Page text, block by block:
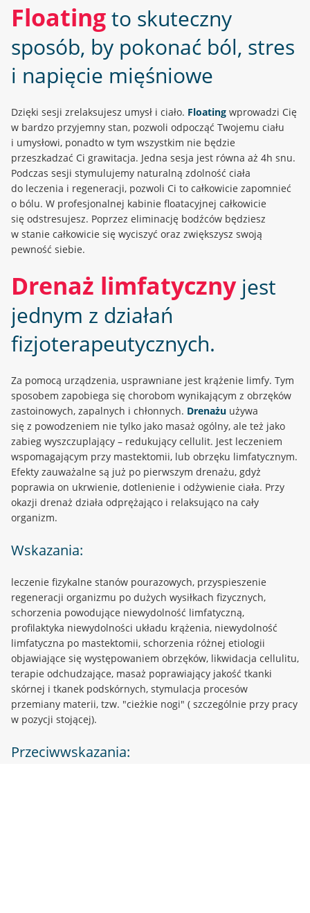
Floatingto skuteczny
sposób, by pokonać ból, stres
i napięcie mięśniowe
Dzięki sesji zrelaksujesz umysł i ciało. Floating wprowadzi Cię
w bardzo przyjemny stan, pozwoli odpocząć Twojemu ciału
i umysłowi, ponadto w tym wszystkim nie będzie
przeszkadzać Ci grawitacja. Jedna sesja jest równa aż 4h snu.
Podczas sesji stymulujemy naturalną zdolność ciała
do leczenia i regeneracji, pozwoli Ci to całkowicie zapomnieć
o bólu. W profesjonalnej kabinie floatacyjnej całkowicie
się odstresujesz. Poprzez eliminację bodźców będziesz
w stanie całkowicie się wyciszyć oraz zwiększysz swoją
pewność siebie.
Drenaż limfatycznyjest
jednym z działań
fizjoterapeutycznych.
Za pomocą urządzenia, usprawniane jest krążenie limfy. Tym
sposobem zapobiega się chorobom wynikającym z obrzęków
zastoinowych, zapalnych i chłonnych. Drenażu używa
się z powodzeniem nie tylko jako masaż ogólny, ale też jako
zabieg wyszczuplający – redukujący cellulit. Jest leczeniem
wspomagającym przy mastektomii, lub obrzęku limfatycznym.
Efekty zauważalne są już po pierwszym drenażu, gdyż
poprawia on ukrwienie, dotlenienie i odżywienie ciała. Przy
okazji drenaż działa odprężająco i relaksująco na cały
organizm.
Wskazania:
leczenie fizykalne stanów pourazowych, przyspieszenie
regeneracji organizmu po dużych wysiłkach fizycznych,
schorzenia powodujące niewydolność limfatyczną,
profilaktyka niewydolności układu krążenia, niewydolność
limfatyczna po mastektomii, schorzenia różnej etiologii
objawiające się występowaniem obrzęków, likwidacja cellulitu,
terapie odchudzające, masaż poprawiający jakość tkanki
skórnej i tkanek podskórnych, stymulacja procesów
przemiany materii, tzw. "cieżkie nogi" ( szczególnie przy pracy
w pozycji stojącej).
Przeciwwskazania: